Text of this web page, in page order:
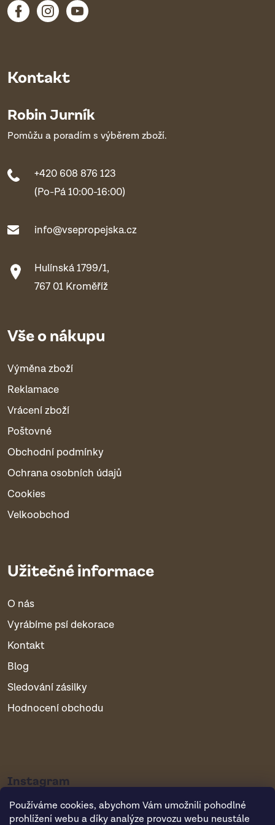
Používáme cookies, abychom Vám umožnili pohodlné
prohlížení webu a díky analýze provozu webu neustále
Kontakt
Robin Jurník
Pomůžu a poradím s výběrem zboží.
+420 608 876 123
(Po-Pá 10:00-16:00)
info@vsepropejska.cz
Hulínská 1799/1,
767 01 Kroměříž
Vše o nákupu
Výměna zboží
Reklamace
Vrácení zboží
Poštovné
Obchodní podmínky
Ochrana osobních údajů
Cookies
Velkoobchod
Užitečné informace
O nás
Vyrábíme psí dekorace
Kontakt
Blog
Sledování zásilky
Hodnocení obchodu
Instagram